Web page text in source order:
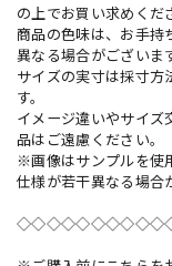
の上でお買い求めくだ
商品の色味は、お手持
異なる場合がございま
サイズの実寸は採寸方
す。
イメージ違いやサイズ
品はご遠慮ください。
※画像はサンプルを使
仕様が若干異なる場合